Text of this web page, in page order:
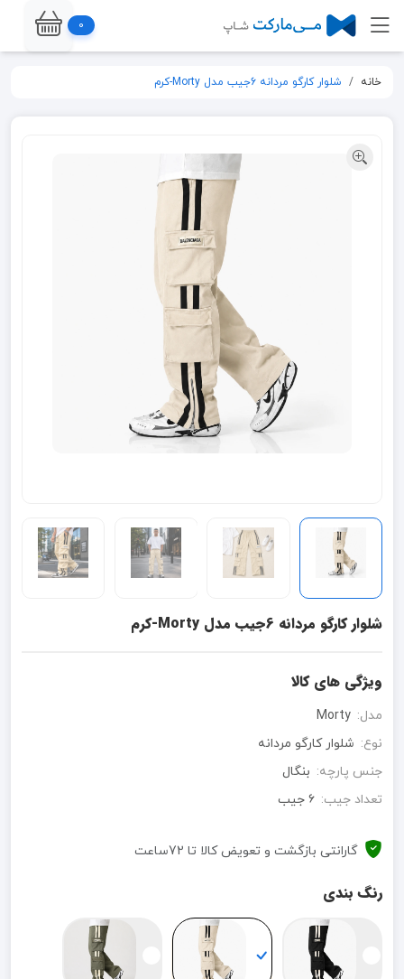
0
خانه شلوار کارگو مردانه 6جیب مدل Morty-کرم
شلوار کارگو مردانه 6جیب مدل Morty-کرم
ویژگی های کالا
مدل: Morty
نوع: شلوار کارگو مردانه
جنس پارچه: بنگال
تعداد جیب: ۶ جیب
گارانتی بازگشت و تعویض کالا تا 72ساعت
رنگ بندی